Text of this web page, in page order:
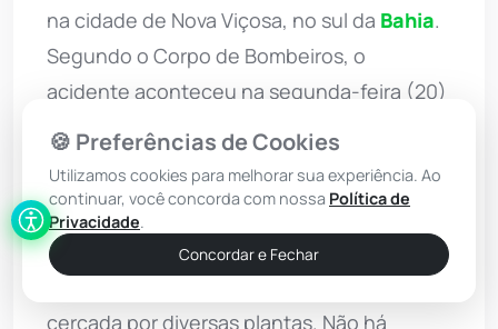
na cidade de Nova Viçosa, no sul da Bahia.
Segundo o Corpo de Bombeiros, o
acidente aconteceu na segunda-feira (20)
e foi descoberto devido a imagens de
câmeras de segurança.
O vídeo mostra que Maicosuel de Jesus
Lemos andava de bicicleta pela região, até
cercada por diversas plantas. Não há
🍪 Preferências de Cookies
Utilizamos cookies para melhorar sua experiência. Ao
continuar, você concorda com nossa Política de
Privacidade.
Concordar e Fechar